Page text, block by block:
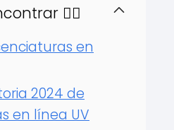
👇🏻
en
2024 de
en línea UV